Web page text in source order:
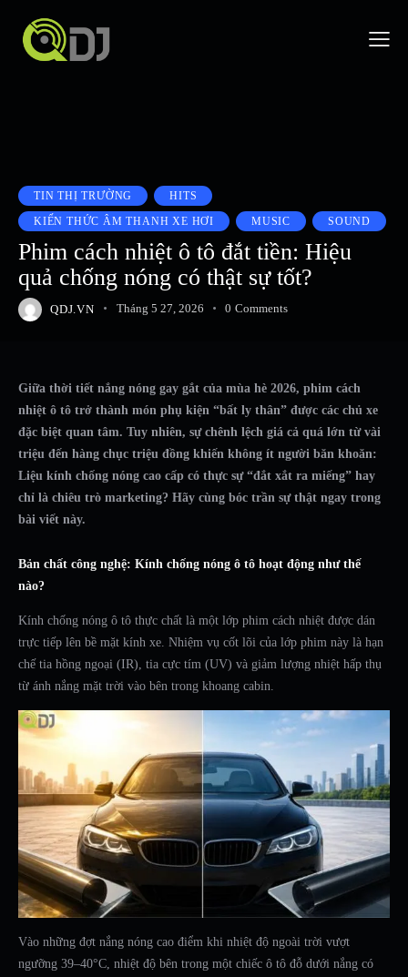
TIN THỊ TRƯỜNG
HITS
KIẾN THỨC ÂM THANH XE HƠI
MUSIC SOUND
Phim cách nhiệt ô tô đắt tiền: Hiệu
quả chống nóng có thật sự tốt?
QDJ.VN Tháng 5 27, 2026 0 Comments
Giữa thời tiết nắng nóng gay gắt của mùa hè 2026, phim cách
nhiệt ô tô trở thành món phụ kiện “bất ly thân” được các chủ xe
đặc biệt quan tâm. Tuy nhiên, sự chênh lệch giá cả quá lớn từ vài
triệu đến hàng chục triệu đồng khiến không ít người băn khoăn:
Liệu kính chống nóng cao cấp có thực sự “đắt xắt ra miếng” hay
chỉ là chiêu trò marketing? Hãy cùng bóc trần sự thật ngay trong
bài viết này.
Bản chất công nghệ: Kính chống nóng ô tô hoạt động như thế
nào?
Kính chống nóng ô tô thực chất là một lớp phim cách nhiệt được dán
trực tiếp lên bề mặt kính xe. Nhiệm vụ cốt lõi của lớp phim này là hạn
chế tia hồng ngoại (IR), tia cực tím (UV) và giảm lượng nhiệt hấp thụ
từ ánh nắng mặt trời vào bên trong khoang cabin.
Vào những đợt nắng nóng cao điểm khi nhiệt độ ngoài trời vượt
ngưỡng 39–40°C, nhiệt độ bên trong một chiếc ô tô đỗ dưới nắng có